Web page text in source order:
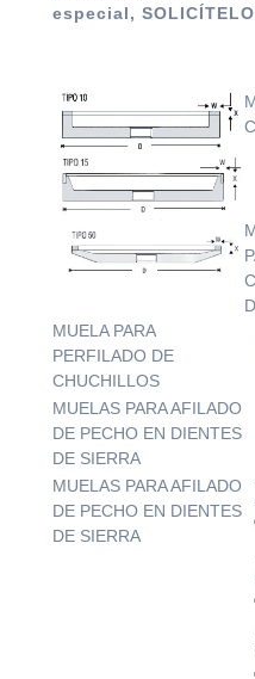
especial,
MUELA PARA
PERFILADO DE
CHUCHILLOS
MUELAS PARA AFILADO
DE PECHO EN DIENTES
DE SIERRA
MUELAS PARA AFILADO
DE PECHO EN DIENTES
DE SIERRA